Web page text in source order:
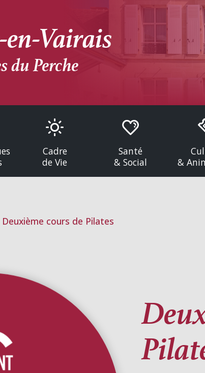
Vairais
du Perche
Cadre
de Vie
Santé
& Social
&
Deuxième cours de Pilates